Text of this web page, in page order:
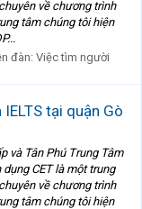
về chương trình
tâm chúng tôi hiện
đàn:Việc tìm người
tại quận Gò
và Tân Phú Trung Tâm
CET là một trung
về chương trình
tâm chúng tôi hiện